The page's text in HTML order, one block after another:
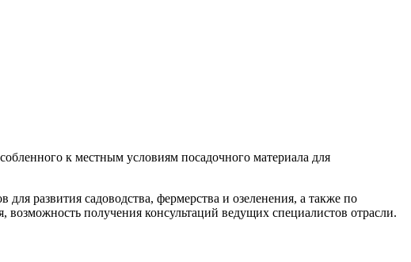
к местным условиям посадочного материала для
развития садоводства, фермерства и озеленения, а также по
получения консультаций ведущих специалистов отрасли.